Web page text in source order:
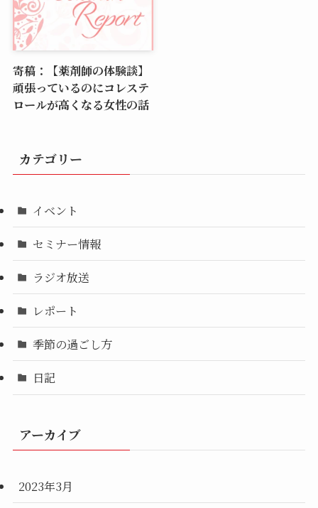
寄稿：【薬剤師の体験談】
頑張っているのにコレステ
ロールが高くなる女性の話
カテゴリー
イベント
セミナー情報
ラジオ放送
レポート
季節の過ごし方
日記
アーカイブ
2023年3月